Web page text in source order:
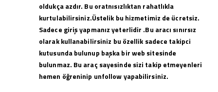
oldukça azdır. Bu oratnısızlıktan rahatlıkla
kurtulabilirsiniz.Üstelik bu hizmetimiz de ücretsiz.
Sadece giriş yapmanız yeterlidir .Bu aracı sınırsız
olarak kullanabilirsiniz bu özellik sadece takipci
kutusunda bulunup başka bir web sitesinde
bulunmaz. Bu araç sayesinde sizi takip etmeyenleri
hemen öğreninip unfollow yapabilirsiniz.